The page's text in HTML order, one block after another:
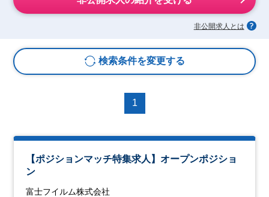
非公開求人とは
検索条件を変更する
1
【ポジションマッチ特集求人】オープンポジショ
ン
富士フイルム株式会社